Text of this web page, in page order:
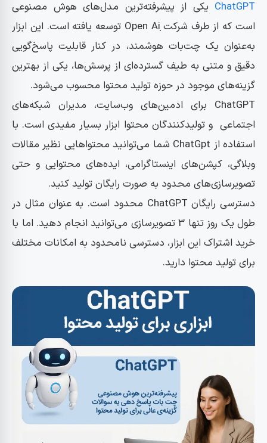
ChatGPT یکی از پیشرفته‌ترین مدل‌های هوش مصنوعی
است که از طرف شرکت ̣Open Ai توسعه یافته است. این ابزار
به‌عنوان یک چت‌بات هوشمند، در کنار قابلیت پاسخ‌گویی
دقیق و متنی به طیف گسترده‌ای از پرسش‌ها، یکی از بهترین
گزینه‌های موجود در حوزه تولید محتوا محسوب می‌شود.
ChatGPT برای ادمین‌های وب‌سایت‌، مدیران شبکه‌های
اجتماعی و تولیدکنندگان محتوا ابزار بسیار مفیدی است. با
استفاده از ChatGpt شما می‌توانید محتواهایی نظیر مقالات
وبلاگی، کپشن‌های اینستاگرامی، ایده‌های محتوایی و حتی
تصویرسازی‌های محدود به صورت رایگان تولید کنید.
دسترسی رایگان ChatGPT محدود است. به عنوان مثال در
طول یک روز تنها 3 تصویرسازی می‌توانید انجام دهید. اما با
خرید اشتراک این ابزار، دسترسی نامحدود به امکانات مختلف
برای تولید محتوا دارید.